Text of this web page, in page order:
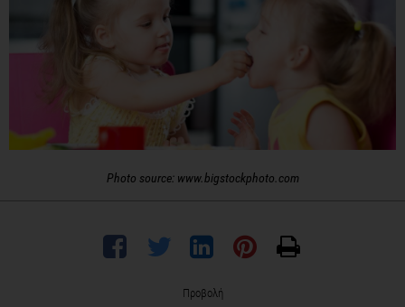
Photo source: www.bigstockphoto.com
Προβολή